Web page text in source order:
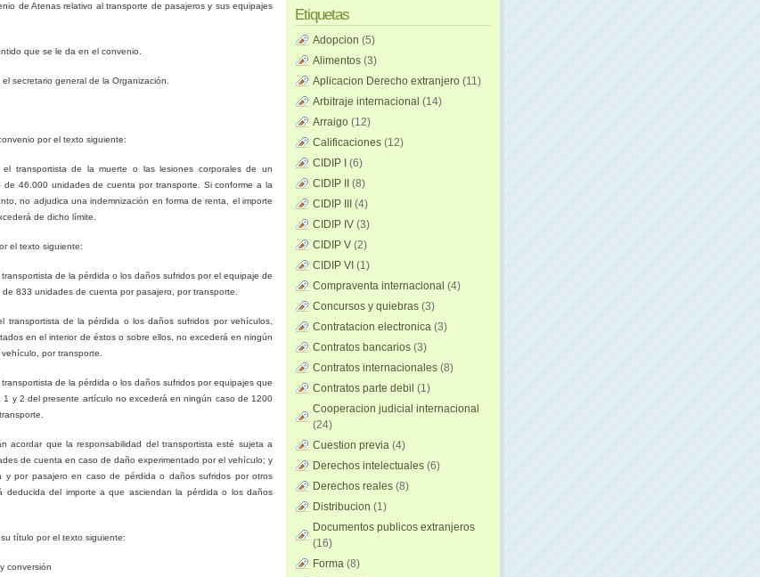
de Atenas relativo al transporte de pasajeros y sus equipajes
que se le da en el convenio.
secretario general de la Organización.
por el texto siguiente:
transportista de la muerte o las lesiones corporales de un
46.000 unidades de cuenta por transporte. Si conforme a la
no adjudica una indemnización en forma de renta, el importe
de dicho límite.
el texto siguiente:
de la pérdida o los daños sufridos por el equipaje de
833 unidades de cuenta por pasajero, por transporte.
transportista de la pérdida o los daños sufridos por vehículos,
en el interior de éstos o sobre ellos, no excederá en ningún
por transporte.
de la pérdida o los daños sufridos por equipajes que
1 y 2 del presente artículo no excederá en ningún caso de 1200
acordar que la responsabilidad del transportista esté sujeta a
de cuenta en caso de daño experimentado por el vehículo; y
por pasajero en caso de pérdida o daños sufridos por otros
deducida del importe a que asciendan la pérdida o los daños
título por el texto siguiente:
conversión
Etiquetas
Adopcion (5)
Alimentos (3)
Aplicacion Derecho extranjero (11)
Arbitraje internacional (14)
Arraigo (12)
Calificaciones (12)
CIDIP I
(6)
CIDIP II
(8)
CIDIP III
(4)
CIDIP IV (3)
CIDIP V (2)
CIDIP VI (1)
Compraventa internacional (4)
Concursos y quiebras (3)
Contratacion electronica (3)
Contratos bancarios (3)
Contratos internacionales (8)
Contratos parte debil (1)
Cooperacion judicial internacional
(24)
Cuestion previa (4)
Derechos intelectuales (6)
Derechos reales (8)
Distribucion (1)
Documentos publicos extranjeros
(16)
Forma (8)